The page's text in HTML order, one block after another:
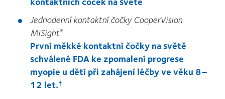
Jednodenní kontaktní čočky CooperVision
MiSight®
První měkké kontaktní čočky na světě
schválené FDA ke zpomalení progrese
myopie u dětí při zahájení léčby ve věku 8–
12 let.†